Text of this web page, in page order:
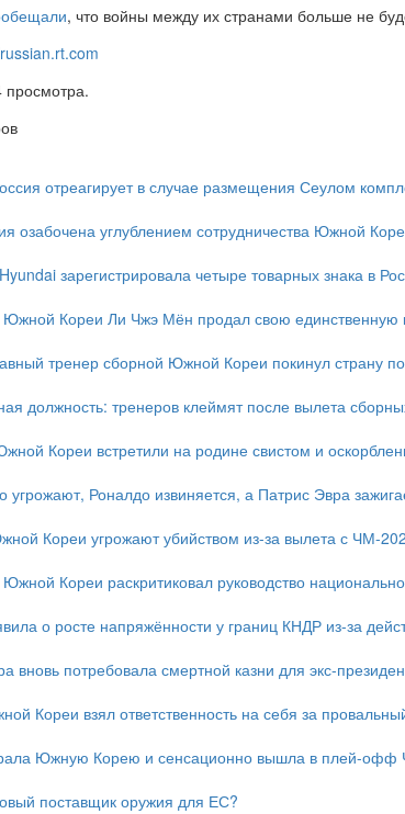
, что войны между их странами больше не
просмотра.
отреагирует в случае размещения Сеулом
озабочена углублением сотрудничества Южной
зарегистрировала четыре товарных знака в
Южной Кореи Ли Чжэ Мён продал свою единственную
тренер сборной Южной Кореи покинул страну
должность: тренеров клеймят после вылета
Кореи встретили на родине свистом и
Роналдо извиняется, а Патрис Эвра
Кореи угрожают убийством из-за вылета с ЧМ-
Кореи раскритиковал руководство
о росте напряжённости у границ КНДР из-за
вновь потребовала смертной казни для экс-
Кореи взял ответственность на себя за
Южную Корею и сенсационно вышла в плей-офф
поставщик оружия для ЕС?